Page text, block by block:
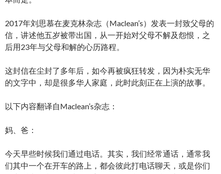
2017年刘思慕在麦克林杂志（Maclean’s）发表一封致父母的
信，讲述他五岁被带出国，从一开始对父母不解及怨恨，之
后用23年与父母和解的心历路程。
这封信在尘封了多年后，如今再被疯狂转发，因为朴实无华
的文字中，却是很多华人家庭，此时此刻正在上演的故事。
以下内容翻译自Maclean’s杂志：
妈、爸：
今天早些时候我们通过电话。其实，我们经常通话，通常我
们其中一个在开车的路上，都会彼此打电话聊天，或是你们